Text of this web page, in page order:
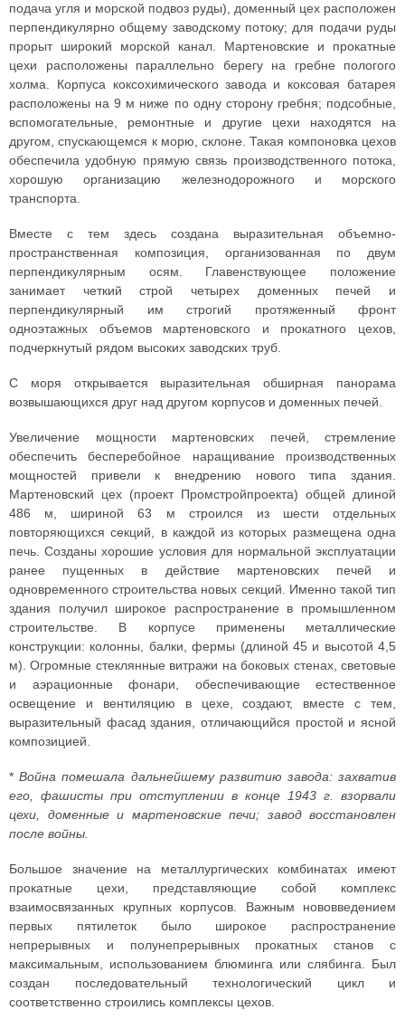
подача угля и морской подвоз руды), доменный цех расположен
перпендикулярно общему заводскому потоку; для подачи руды
прорыт широкий морской канал. Мартеновские и прокатные
цехи расположены параллельно берегу на гребне пологого
холма. Корпуса коксохимического завода и коксовая батарея
расположены на 9 м ниже по одну сторону гребня; подсобные,
вспомогательные, ремонтные и другие цехи находятся на
другом, спускающемся к морю, склоне. Такая компоновка цехов
обеспечила удобную прямую связь производственного потока,
хорошую организацию железнодорожного и морского
транспорта.
Вместе с тем здесь создана выразительная объемно-
пространственная композиция, организованная по двум
перпендикулярным осям. Главенствующее положение
занимает четкий строй четырех доменных печей и
перпендикулярный им строгий протяженный фронт
одноэтажных объемов мартеновского и прокатного цехов,
подчеркнутый рядом высоких заводских труб.
С моря открывается выразительная обширная панорама
возвышающихся друг над другом корпусов и доменных печей.
Увеличение мощности мартеновских печей, стремление
обеспечить бесперебойное наращивание производственных
мощностей привели к внедрению нового типа здания.
Мартеновский цех (проект Промстройпроекта) общей длиной
486 м, шириной 63 м строился из шести отдельных
повторяющихся секций, в каждой из которых размещена одна
печь. Созданы хорошие условия для нормальной эксплуатации
ранее пущенных в действие мартеновских печей и
одновременного строительства новых секций. Именно такой тип
здания получил широкое распространение в промышленном
строительстве. В корпусе применены металлические
конструкции: колонны, балки, фермы (длиной 45 и высотой 4,5
м). Огромные стеклянные витражи на боковых стенах, световые
и аэрационные фонари, обеспечивающие естественное
освещение и вентиляцию в цехе, создают, вместе с тем,
выразительный фасад здания, отличающийся простой и ясной
композицией.
*Война помешала дальнейшему развитию завода: захватив
его, фашисты при отступлении в конце 1943 г. взорвали
цехи, доменные и мартеновские печи; завод восстановлен
после войны.
Большое значение на металлургических комбинатах имеют
прокатные цехи, представляющие собой комплекс
взаимосвязанных крупных корпусов. Важным нововведением
первых пятилеток было широкое распространение
непрерывных и полунепрерывных прокатных станов с
максимальным, использованием блюминга или слябинга. Был
создан последовательный технологический цикл и
соответственно строились комплексы цехов.